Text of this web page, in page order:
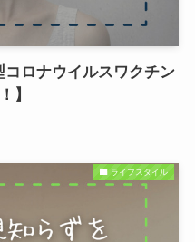
コロナウイルスワクチン
】
ライフスタイル